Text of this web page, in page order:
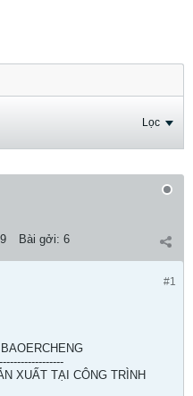
Lọc
Bài gởi: 6
#1
XUẤT TẠI CÔNG TRÌNH